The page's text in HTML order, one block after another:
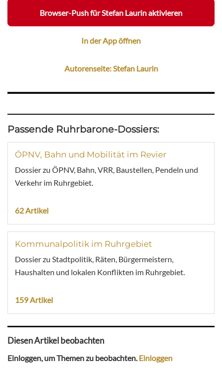
Browser-Push für Stefan Laurin aktivieren
In der App öffnen
Autorenseite: Stefan Laurin
Passende Ruhrbarone-Dossiers:
ÖPNV, Bahn und Mobilität im Revier
Dossier zu ÖPNV, Bahn, VRR, Baustellen, Pendeln und
Verkehr im Ruhrgebiet.
62 Artikel
Kommunalpolitik im Ruhrgebiet
Dossier zu Stadtpolitik, Räten, Bürgermeistern,
Haushalten und lokalen Konflikten im Ruhrgebiet.
159 Artikel
Diesen Artikel beobachten
Einloggen, um Themen zu beobachten.Einloggen